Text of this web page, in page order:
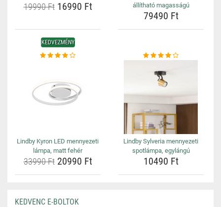
19990 Ft16990 Ft
állítható magasságú
79490 Ft
KEDVEZMÉNY
Lindby Kyron LED mennyezeti
lámpa, matt fehér
33990 Ft20990 Ft
Lindby Sylveria mennyezeti
spotlámpa, egylángú
10490 Ft
KEDVENC E-BOLTOK